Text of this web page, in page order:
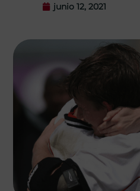
junio 12, 2021